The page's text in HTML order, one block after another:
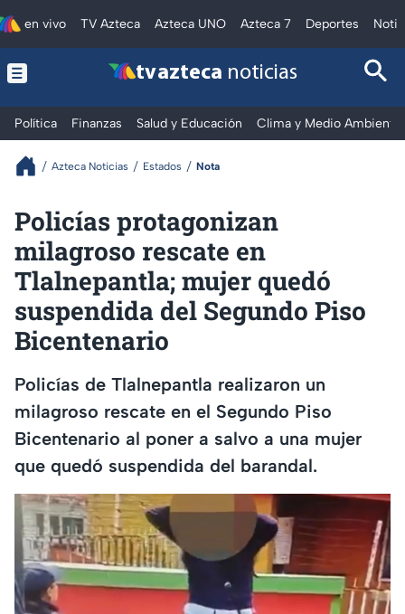
en vivo TV Azteca Azteca UNO Azteca 7 Deportes
tv azteca noticias
Política Finanzas Salud y Educación Clima y Medio Ambiente
Azteca Noticias Estados Nota
Policías protagonizan
milagroso rescate en
Tlalnepantla; mujer quedó
suspendida del Segundo Piso
Bicentenario
Policías de Tlalnepantla realizaron un
milagroso rescate en el Segundo Piso
Bicentenario al poner a salvo a una mujer
que quedó suspendida del barandal.